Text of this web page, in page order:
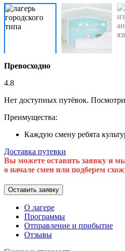
Превосходно
4.8
Нет доступных путёвок.
Преимущества:
Каждую смену ребята
Доставка путевки
Вы можете оставить заявку и
о начале смен или подберем
Оставить заявку
О лагере
Программы
Отправление и прибытие
Отзывы